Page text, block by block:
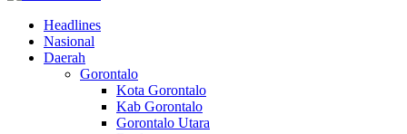
Headlines
Nasional
Daerah
Gorontalo
Kota Gorontalo
Kab Gorontalo
Gorontalo Utara